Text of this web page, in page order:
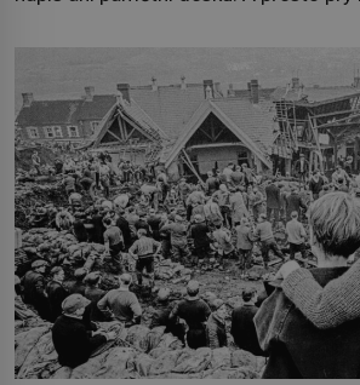
sídlil sériový vrah H. H. Holmes a také
past na lidi v dějinách americké
Webster Mudgett (1861–1896)